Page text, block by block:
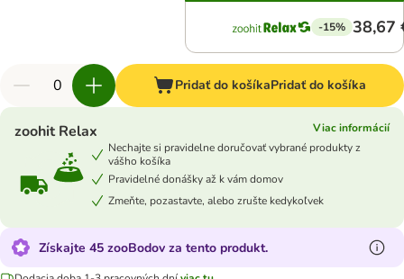
-15% 38,67
Pridať do košíkaPridať do košíka
zoohit Relax
Viac informácií
Nechajte si pravidelne doručovať vybrané produkty z
vášho košíka
Pravidelné donášky až k vám domov
Zmeňte, pozastavte, alebo zrušte kedykoľvek
Získajte 45 zooBodov za tento produkt.